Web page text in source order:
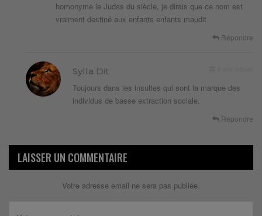
homonyme le Judas du siècle, je dirais que ce nom est
vraiment destiné aux enfants enfants maudit
Répondre
Sylla Dit
Toujours dans les insultes qui sont la marque des
individus de basse extraction sociale.
Répondre
LAISSER UN COMMENTAIRE
Votre adresse email ne sera pas publiée.